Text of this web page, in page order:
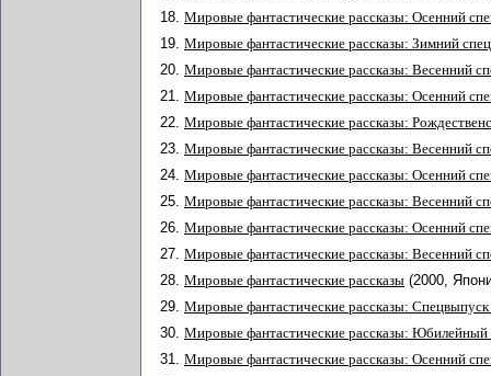
18. Мировые фантастические рассказы: Осенний
19. Мировые фантастические рассказы: Зимний
20. Мировые фантастические рассказы: Весенний
21. Мировые фантастические рассказы: Осенний
22. Мировые фантастические рассказы:
23. Мировые фантастические рассказы: Весенний
24. Мировые фантастические рассказы: Осенний
25. Мировые фантастические рассказы: Весенний
26. Мировые фантастические рассказы: Осенний
27. Мировые фантастические рассказы: Весенний
28. Мировые фантастические рассказы (2000,
29. Мировые фантастические рассказы:
30. Мировые фантастические рассказы: Юбилейный
31. Мировые фантастические рассказы: Осенний